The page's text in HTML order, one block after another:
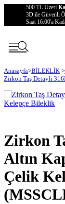
500 TL Üzeri
3D ile Güvenli
Saat 16:00'a
Anasayfa>BİLEKLİK >
Zirkon Taş Detaylı
Zirkon
Altın
Çelik